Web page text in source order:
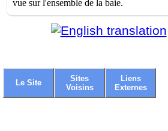
vue sur l'ensemble de la baie.
Le Site
Sites
Voisins
Liens
Externes